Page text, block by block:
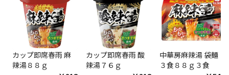
カップ即席春雨 麻
辣湯８８ｇ
カップ即席春雨 酸
辣湯７６ｇ
中華房麻辣湯 袋麺
３食８８ｇ３食